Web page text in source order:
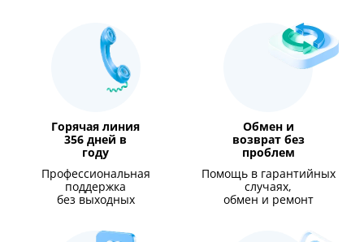
Горячая линия
356 дней в
году
Профессиональная
поддержка
без выходных
Обмен и
возврат без
проблем
Помощь в гарантийных
случаях,
обмен и ремонт